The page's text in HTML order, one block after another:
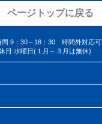
ページトップに戻る
間:9：30～18：30 時間外対応可
日:水曜日(１月～３月は無休)